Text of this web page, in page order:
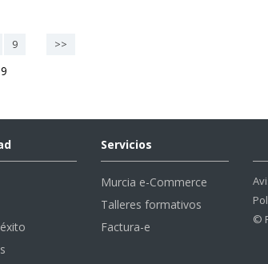
9 >>
Servicios
Murcia e-Commerce
Talleres formativos
Factura-e
©